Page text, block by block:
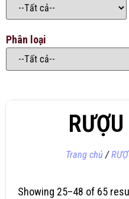
Phân loại
Trang chủ/
Showing 25–48 of 65